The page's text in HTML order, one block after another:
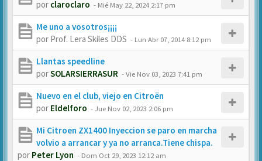
por claroclaro - Mié May 22, 2024 2:17 pm
Me uno a vosotros¡¡¡¡
por Prof. Lera Skiles DDS - Lun Abr 07, 2014 8:12 pm
Llantas speedline
porSOLARSIERRASUR -Vie Nov 03, 2023 7:41 pm
Nuevo en el club, viejo en Citroën
por Eldelforo -Jue Nov 02, 2023 2:06 pm
Mi Citroen ZX1400 Inyeccion se paro en marcha
volvio a arrancar y ya no arranca.Tiene chispa.
por Peter Lyon - Dom Oct 29, 2023 12:12 am